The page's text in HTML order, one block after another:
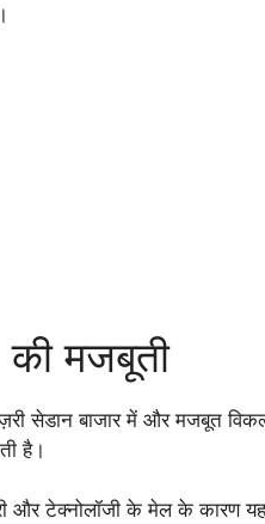
मजबूती
सेडान बाजार में और मजबूत
है।
और टेक्नोलॉजी के मेल के कारण